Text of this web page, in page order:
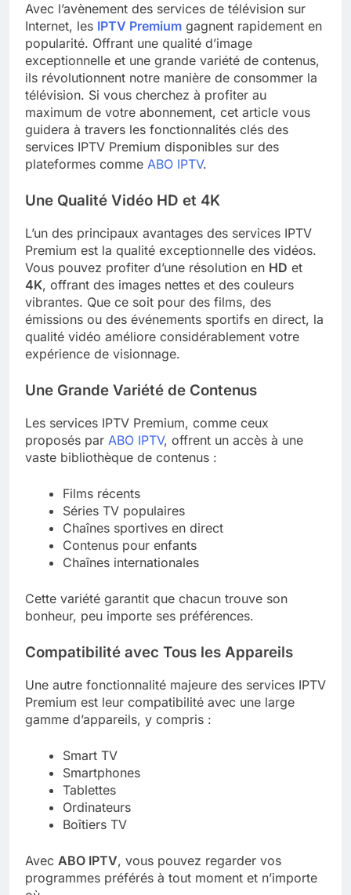
Avec l’avènement des services de télévision sur
Internet, les IPTV Premium gagnent rapidement en
popularité. Offrant une qualité d’image
exceptionnelle et une grande variété de contenus,
ils révolutionnent notre manière de consommer la
télévision. Si vous cherchez à profiter au
maximum de votre abonnement, cet article vous
guidera à travers les fonctionnalités clés des
services IPTV Premium disponibles sur des
plateformes comme ABO IPTV.
Une Qualité Vidéo HD et 4K
L’un des principaux avantages des services IPTV
Premium est la qualité exceptionnelle des vidéos.
Vous pouvez profiter d’une résolution en HD et
4K, offrant des images nettes et des couleurs
vibrantes. Que ce soit pour des films, des
émissions ou des événements sportifs en direct, la
qualité vidéo améliore considérablement votre
expérience de visionnage.
Une Grande Variété de Contenus
Les services IPTV Premium, comme ceux
proposés par ABO IPTV, offrent un accès à une
vaste bibliothèque de contenus :
Films récents
Séries TV populaires
Chaînes sportives en direct
Contenus pour enfants
Chaînes internationales
Cette variété garantit que chacun trouve son
bonheur, peu importe ses préférences.
Compatibilité avec Tous les Appareils
Une autre fonctionnalité majeure des services IPTV
Premium est leur compatibilité avec une large
gamme d’appareils, y compris :
Smart TV
Smartphones
Tablettes
Ordinateurs
Boîtiers TV
Avec ABO IPTV, vous pouvez regarder vos
programmes préférés à tout moment et n’importe